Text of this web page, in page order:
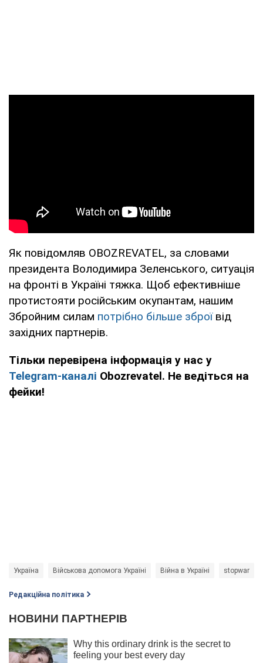
Як повідомляв OBOZREVATEL, за словами
президента Володимира Зеленського, ситуація
на фронті в Україні тяжка. Щоб ефективніше
протистояти російським окупантам, нашим
Збройним силам потрібно більше зброївід
західних партнерів.
Тільки перевірена інформація у нас у
Telegram-каналі Obozrevatel. Не ведіться на
фейки!
Україна Військова допомога Україні Війна в Україні stopwar
Редакційна політика